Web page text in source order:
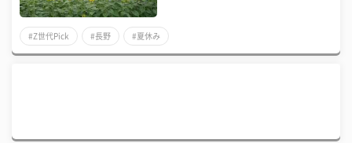
#Z世代Pick #長野 #夏休み